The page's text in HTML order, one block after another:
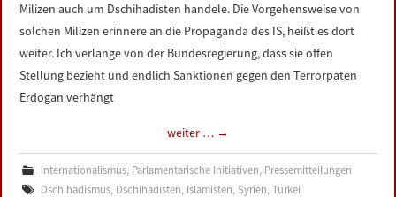
Milizen auch um Dschihadisten handele. Die Vorgehensweise von
solchen Milizen erinnere an die Propaganda des IS, heißt es dort
weiter. Ich verlange von der Bundesregierung, dass sie offen
Stellung bezieht und endlich Sanktionen gegen den Terrorpaten
Erdogan verhängt
weiter … →
Internationalismus, Parlamentarische Initiativen, Pressemitteilungen
Dschihadismus, Dschihadisten, Islamisten, Syrien, Türkei